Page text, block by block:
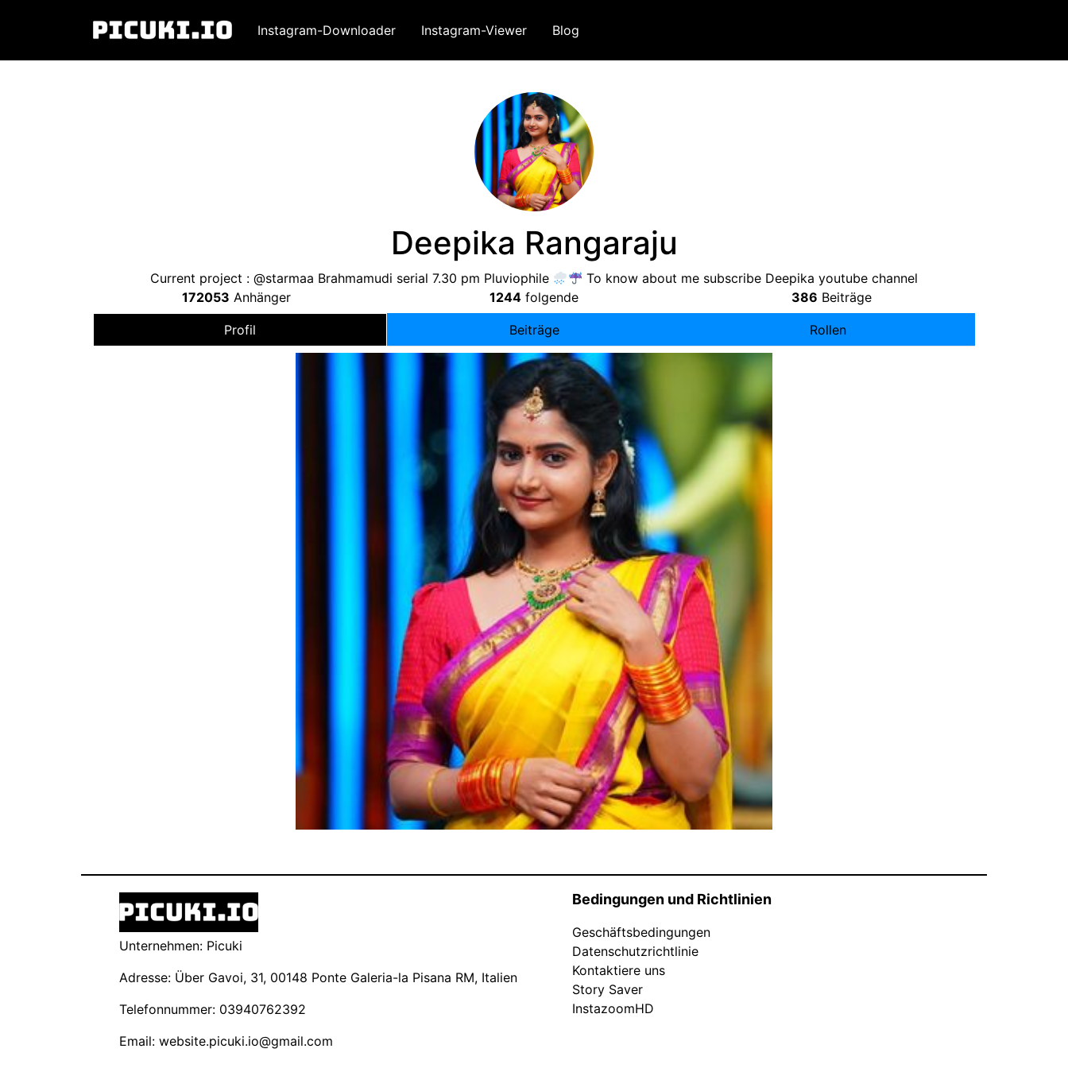
Instagram-Downloader Instagram-Viewer Blog
Deepika Rangaraju
Current project :@starmaa Brahmamudi serial 7.30 pm Pluviophile
To know about me subscribe Deepika youtube channel
172053 Anhänger 1244 folgende 386 Beiträge
Profil Beiträge Rollen
Unternehmen: Picuki
Adresse: Über Gavoi, 31, 00148 Ponte Galeria-la Pisana RM, Italien
Telefonnummer: 03940762392
Email: website.picuki.io@gmail.com
Bedingungen und Richtlinien
Geschäftsbedingungen
Datenschutzrichtlinie
Kontaktiere uns
Story Saver
InstazoomHD